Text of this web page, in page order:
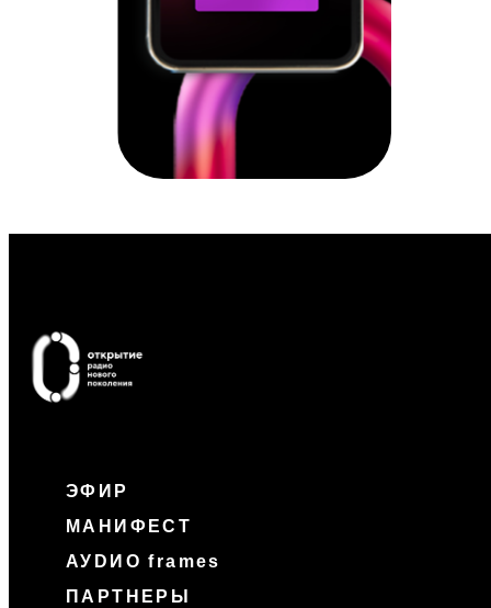
ЭФИР
МАНИФЕСТ
АУDИО frames
ПАРТНЕРЫ